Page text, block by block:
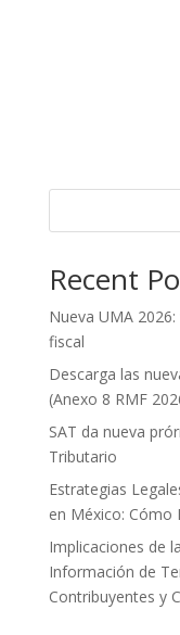
Recent
Nueva UMA
fiscal
Descarga las
(Anexo 8 RMF
SAT da nueva
Tributario
Estrategias
en México: Cómo
Implicaciones de
Información de
Contribuyentes y